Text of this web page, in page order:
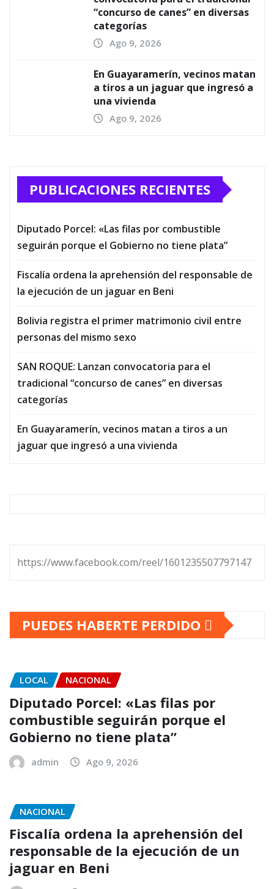
“concurso de canes” en diversas
categorías
Ago 9, 2026
En Guayaramerín, vecinos matan
a tiros a un jaguar que ingresó a
una vivienda
Ago 9, 2026
PUBLICACIONES RECIENTES
Diputado Porcel: «Las filas por combustible
seguirán porque el Gobierno no tiene plata”
Fiscalía ordena la aprehensión del responsable de
la ejecución de un jaguar en Beni
Bolivia registra el primer matrimonio civil entre
personas del mismo sexo
SAN ROQUE: Lanzan convocatoria para el
tradicional “concurso de canes” en diversas
categorías
En Guayaramerín, vecinos matan a tiros a un
jaguar que ingresó a una vivienda
https://www.facebook.com/reel/1601235507797147
PUEDES HABERTE PERDIDO
LOCAL NACIONAL
Diputado Porcel: «Las filas por
combustible seguirán porque el
Gobierno no tiene plata”
admin Ago 9, 2026
NACIONAL
Fiscalía ordena la aprehensión del
responsable de la ejecución de un
jaguar en Beni